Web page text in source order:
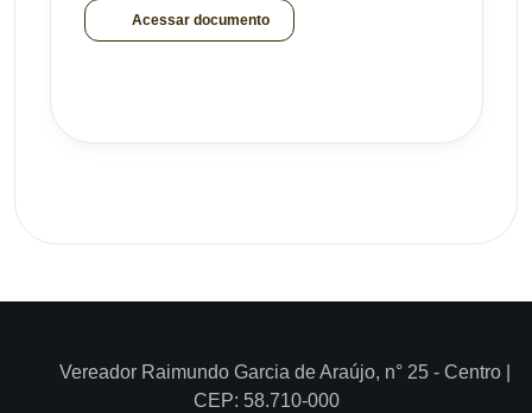
Acessar documento
Vereador Raimundo Garcia de Araújo, n° 25 - Centro |
CEP: 58.710-000